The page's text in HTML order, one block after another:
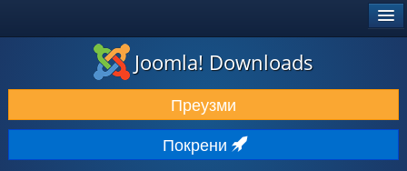
ПРЕУЗИМАЊЕ И ПРОШИРЕЊА (ЕКСТЕНЗИЈЕ)
ОТКРИЈТЕ И НАУЧИТЕ
ЗАЈЕДНИЦА И ПОДРШКА
Joomla! Downloads
Преузми
Покрени